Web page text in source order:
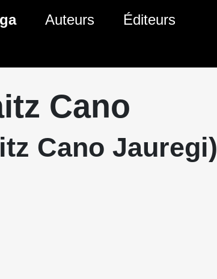
Manga
Auteurs Éditeurs
Cano
Cano Jauregi)